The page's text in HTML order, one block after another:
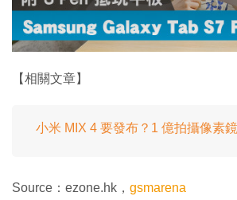
.
【相關文章】
小米 MIX 4 要發布？1 億拍攝像素
Source：ezone.hk， gsmarena